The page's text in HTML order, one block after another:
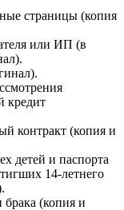
страницы (копия
или ИП (в
кредит
контракт (копия и
детей и паспорта
14-летнего
брака (копия и